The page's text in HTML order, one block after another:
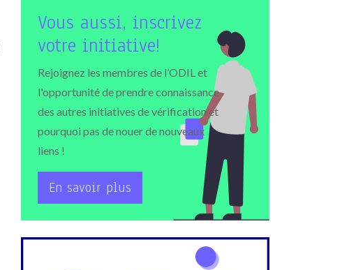
Vous aussi, inscrivez
votre initiative!
Rejoignez les membres de l’ODIL et
l'opportunité de prendre connaissance
des autres initiatives de vérification et
pourquoi pas de nouer de nouveaux
liens !
En savoir plus